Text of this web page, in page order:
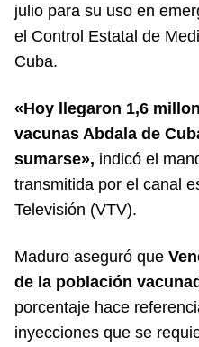
julio para su uso en
el Control Estatal de
Cuba.
«Hoy llegaron 1,6
vacunas Abdala de
sumarse», indicó el
transmitida por el canal
Televisión (VTV).
Maduro aseguró que
de la población
porcentaje hace
inyecciones que se